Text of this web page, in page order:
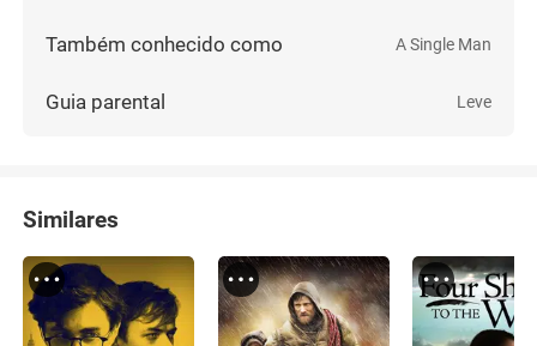
Também conhecido como A Single Man
Guia parental Leve
Similares